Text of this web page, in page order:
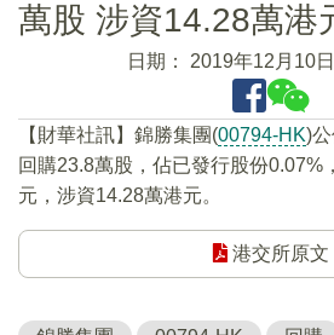
萬股 涉資14.28萬港
日期： 2019年12月10
【財華社訊】錦勝集團(00794-HK)
回購23.8萬股，佔已發行股份0.07%
元，涉資14.28萬港元。
港交所原文